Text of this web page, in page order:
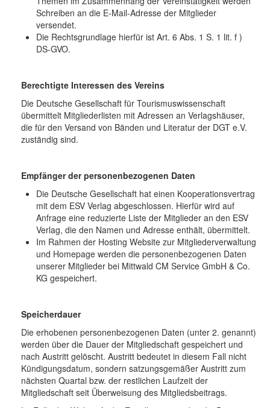
Schreiben an die E-Mail-Adresse der Mitglieder
versendet.
Die Rechtsgrundlage hierfür ist Art. 6 Abs. 1 S. 1 lit. f )
DS-GVO.
Berechtigte Interessen des Vereins
Die Deutsche Gesellschaft für Tourismuswissenschaft
übermittelt Mitgliederlisten mit Adressen an Verlagshäuser,
die für den Versand von Bänden und Literatur der DGT e.V.
zuständig sind.
Empfänger der personenbezogenen Daten
Die Deutsche Gesellschaft hat einen Kooperationsvertrag
mit dem ESV Verlag abgeschlossen. Hierfür wird auf
Anfrage eine reduzierte Liste der Mitglieder an den ESV
Verlag, die den Namen und Adresse enthält, übermittelt.
Im Rahmen der Hosting Website zur Mitgliederverwaltung
und Homepage werden die personenbezogenen Daten
unserer Mitglieder bei Mittwald CM Service GmbH & Co.
KG gespeichert.
Speicherdauer
Die erhobenen personenbezogenen Daten (unter 2. genannt)
werden über die Dauer der Mitgliedschaft gespeichert und
nach Austritt gelöscht. Austritt bedeutet in diesem Fall nicht
Kündigungsdatum, sondern satzungsgemäßer Austritt zum
nächsten Quartal bzw. der restlichen Laufzeit der
Mitgliedschaft seit Überweisung des Mitgliedsbeitrags.